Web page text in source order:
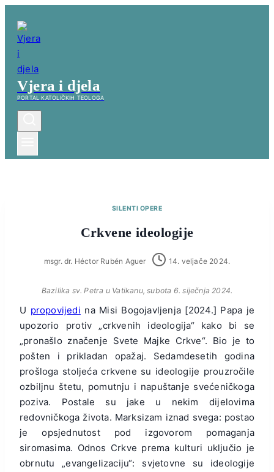
content
Vjera i djela
PORTAL KATOLIČKIH TEOLOGA
SILENTI OPERE
Crkvene ideologije
msgr. dr. Héctor Rubén Aguer 14. veljače 2024.
Bazilika sv. Petra u Vatikanu, subota 6. siječnja 2024.
U propovijedi na Misi Bogojavljenja [2024.] Papa je
upozorio protiv „crkvenih ideologija“ kako bi se
„pronašlo značenje Svete Majke Crkve“. Bio je to
pošten i prikladan opažaj. Sedamdesetih godina
prošloga stoljeća crkvene su ideologije prouzročile
ozbiljnu štetu, pomutnju i napuštanje svećeničkoga
poziva. Postale su jake u nekim dijelovima
redovničkoga života. Marksizam iznad svega: postao
je opsjednutost pod izgovorom pomaganja
siromasima. Odnos Crkve prema kulturi uključio je
obrnutu „evangelizaciju“: svjetovne su ideologije